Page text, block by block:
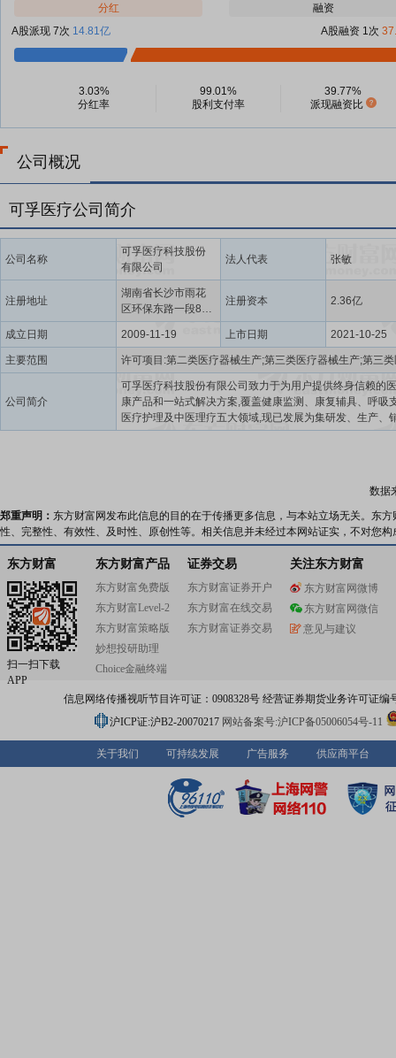
分红
融资
A股派现 7次 14.81亿 A股融资 1次
3.03%
分红率
99.01%
股利支付率
39.77%
派现融资比
公司概况
可孚医疗公司简介
公司名称
可孚医疗科技股份
有限公司
法人代表 张敏
注册地址
湖南省长沙市雨花
区环保东路一段87
号
注册资本 2.36亿
成立日期 2009-11-19 上市日期 2021-10-25
主要范围
公司简介
可孚医疗科技股份有限公司致力于为用户提供终身信赖的
康产品和一站式解决方案,覆盖健康监测、康复辅具、呼吸
医疗护理及中医理疗五大领域,现已发展为集研发、生产、
服务为一体的全生命周期个人健康管理领先企业。目前公
继续加强研发创新能力,继续提升自身医疗健康产品和服务
性和可及性,致力于成为受人尊重的全球化医疗器械企业。
数据
郑重声明： 东方财富网发布此信息的目的在于传播更多信息，与本站立场无关。东
性、完整性、有效性、及时性、原创性等。相关信息并未经过本网站证实，不对您
东方财富
扫一扫下载
APP
东方财富产品
东方财富免费版
东方财富Level-2
东方财富策略版
妙想投研助理
Choice金融终端
证券交易
东方财富证券开户
东方财富在线交易
东方财富证券交易
关注东方财富
东方财富网微博
东方财富网微信
意见与建议
信息网络传播视听节目许可证：0908328号 经营证券期货业务许可证编
沪ICP证:沪B2-20070217 网站备案号:沪ICP备05006054号-11
关于我们 可持续发展 广告服务 供应商平台